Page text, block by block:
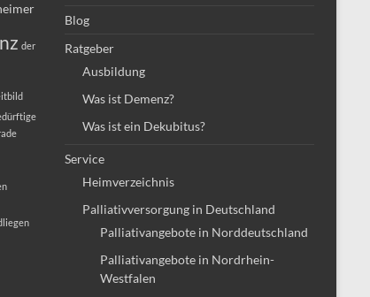
der
Blog
Ratgeber
Ausbildung
Was ist Demenz?
Was ist ein Dekubitus?
Service
Heimverzeichnis
Palliativversorgung in Deutschland
Palliativangebote in Norddeutschland
Palliativangebote in Nordrhein-
Westfalen